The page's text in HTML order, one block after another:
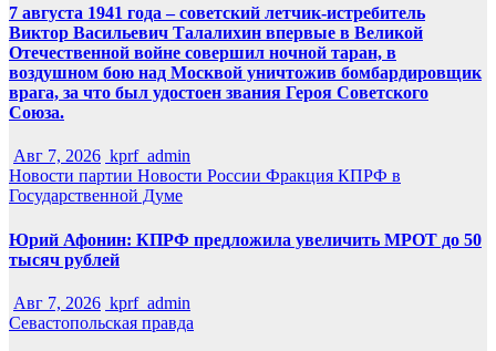
7 августа 1941 года – советский летчик-истребитель
Виктор Васильевич Талалихин впервые в Великой
Отечественной войне совершил ночной таран, в
воздушном бою над Москвой уничтожив бомбардировщик
врага, за что был удостоен звания Героя Советского
Союза.
Авг 7, 2026 kprf_admin
Новости партии Новости России Фракция КПРФ в
Государственной Думе
Юрий Афонин: КПРФ предложила увеличить МРОТ до 50
тысяч рублей
Авг 7, 2026 kprf_admin
Севастопольская правда